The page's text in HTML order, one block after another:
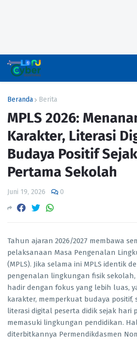
Beranda Berita
MPLS 2026:
Karakter, Literasi
Budaya Positif
Pertama Sekolah
Juni 19, 2026 0
Tahun ajaran 2026/2027 membawa
pelaksanaan Masa Pengenalan
(MPLS). Jika selama ini MPLS identik
pengenalan lingkungan fisik sekolah,
hadir dengan fokus yang lebih luas,
karakter, memperkuat budaya
literasi digital peserta didik sejak hari
memasuki lingkungan pendidikan.
diterbitkannya Permendikdasmen